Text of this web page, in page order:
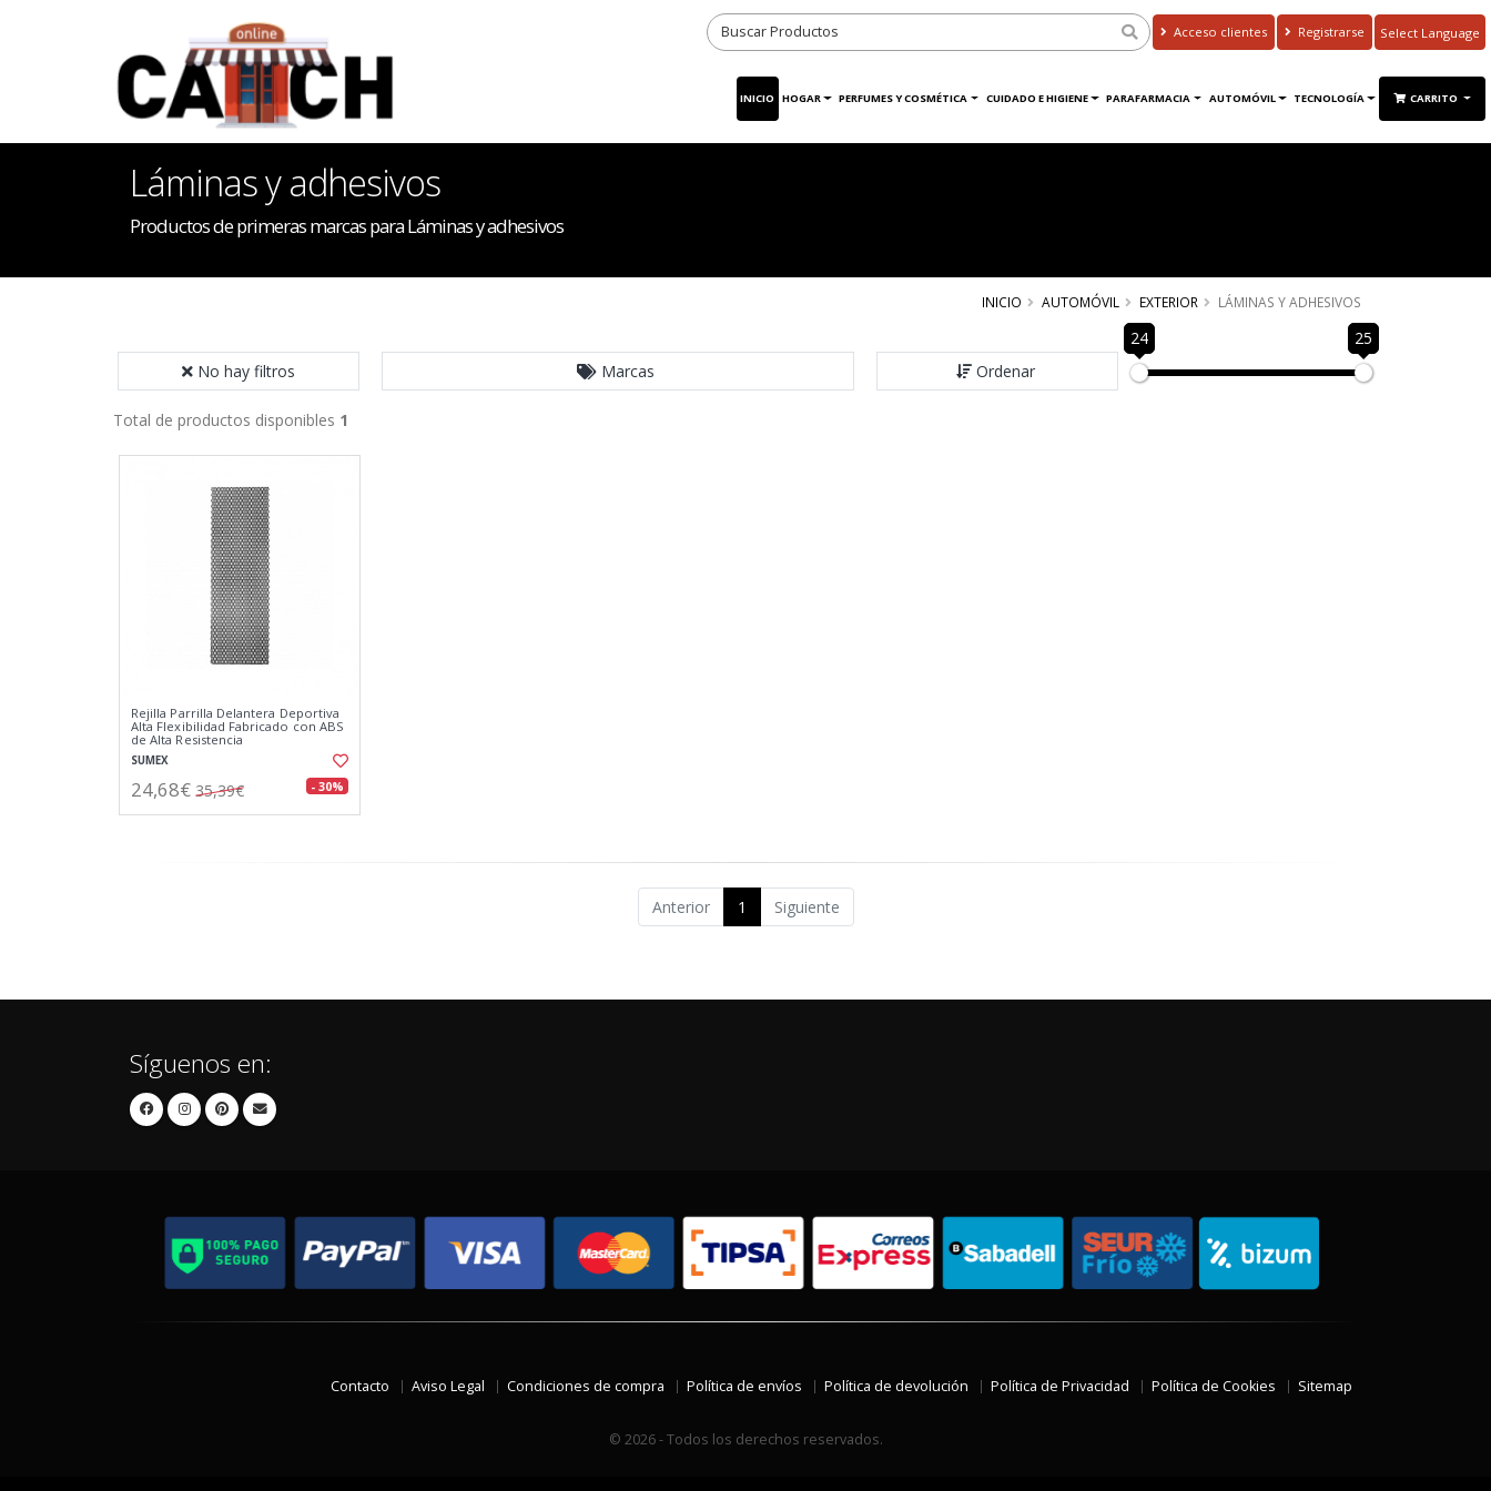
Acceso clientes Registrarse
Translate
INICIO HOGAR PERFUMES Y COSMÉTICA CUIDADO E HIGIENE PARAFARMACIA AUTOMÓVIL TECNOLOGÍA CARRITO
Láminas y adhesivos
Productos de primeras marcas para Láminas y adhesivos
INICIO AUTOMÓVIL EXTERIOR LÁMINAS Y ADHESIVOS
No hay filtros Marcas Ordenar
24 25
Total de productos disponibles 1
Rejilla Parrilla Delantera Deportiva
Alta Flexibilidad Fabricado con ABS
de Alta Resistencia
SUMEX
24,68€ 35,39€ - 30%
Anterior 1 Siguiente
Síguenos en:
Contacto Aviso Legal Condiciones de compra Política de envíos Política de devolución Política de Privacidad Política de Cookies Sitemap
© 2026 - Todos los derechos reservados.